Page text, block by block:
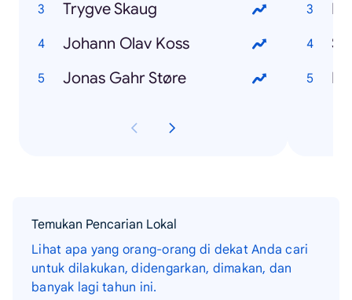
Trygve Skaug
Johann Olav Koss
Jonas Gahr Støre
Temukan Pencarian Lokal
Lihat apa yang orang-orang di dekat Anda cari
untuk dilakukan, didengarkan, dimakan, dan
banyak lagi tahun ini.